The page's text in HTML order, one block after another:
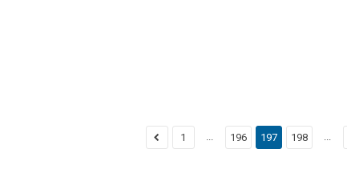
1 ... 196 197 198 ...